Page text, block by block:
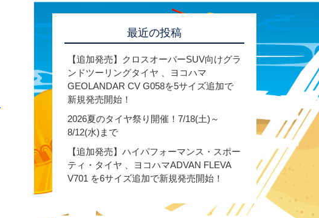
最近の投稿
【追加発売】クロスオーバーSUV向けグラ
ンドツーリングタイヤ 、ヨコハマ
GEOLANDAR CV G058を5サイズ追加で
新規発売開始！
2026夏のタイヤ祭り開催！7/18(土)～
8/12(水)まで
【追加発売】ハイパフォーマンス・スポー
ティ・タイヤ 、ヨコハマADVAN FLEVA
V701 を6サイズ追加で新規発売開始！